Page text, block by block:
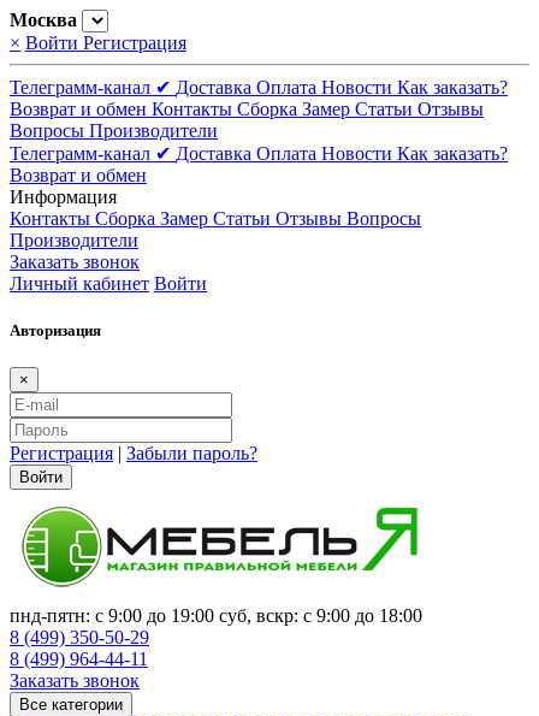
Москва
× Войти Регистрация
Телеграмм-канал ✔ Доставка Оплата Новости Как заказать?
Возврат и обмен Контакты Сборка Замер Статьи Отзывы
Вопросы Производители
Телеграмм-канал ✔ Доставка Оплата Новости Как заказать?
Возврат и обмен
Информация
Контакты Сборка Замер Статьи Отзывы Вопросы
Производители
Заказать звонок
Личный кабинет Войти
Авторизация
×
Регистрация | Забыли пароль?
Войти
пнд-пятн: с 9:00 до 19:00 суб, вскр: с 9:00 до 18:00
8 (499) 350-50-29
8 (499) 964-44-11
Заказать звонок
Все категории